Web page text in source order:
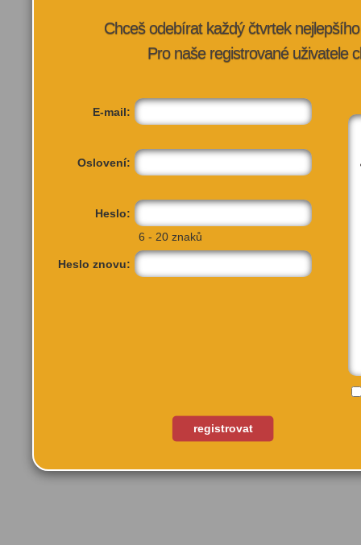
Chceš odebírat každý čtvrtek
Pro naše registrované uživatele
E-mail:
Oslovení:
Heslo:
6 - 20 znaků
Heslo znovu:
registrovat